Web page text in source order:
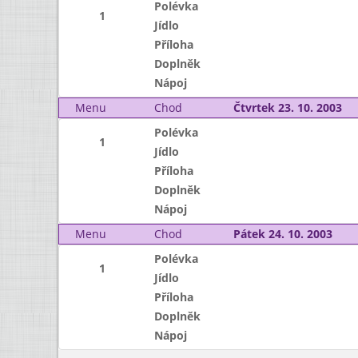
1
Polévka
Jídlo
Příloha
Doplněk
Nápoj
Menu
Chod Čtvrtek 23. 10. 2003
1
Polévka
Jídlo
Příloha
Doplněk
Nápoj
Menu
Chod Pátek 24. 10. 2003
1
Polévka
Jídlo
Příloha
Doplněk
Nápoj